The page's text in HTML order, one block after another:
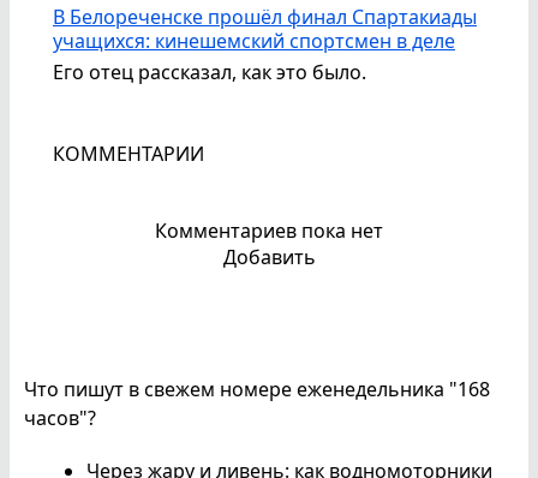
В Белореченске прошёл финал Спартакиады
учащихся: кинешемский спортсмен в деле
Его отец рассказал, как это было.
КОММЕНТАРИИ
Комментариев пока нет
Добавить
Что пишут в свежем номере еженедельника "168
часов"?
Через жару и ливень: как водномоторники